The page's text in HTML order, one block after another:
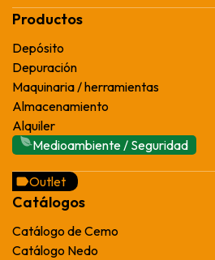
Productos
Depósito
Depuración
Maquinaria / herramientas
Almacenamiento
Alquiler
Medioambiente / Seguridad
Outlet
Catálogos
Catálogo de Cemo
Catálogo Nedo